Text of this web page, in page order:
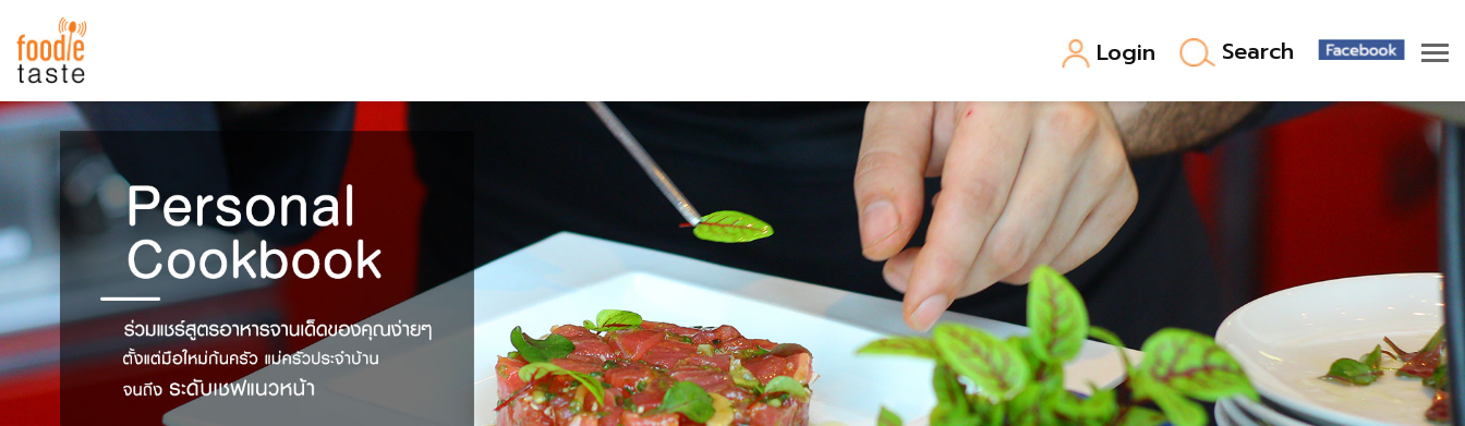
Login Search
สูตรอาหาร
สูตรอาหารล่าสุด
Top Foodie
พาไปชิม
สารพันก้นครัว
เคล็ดลับน่ารู้
เปรียบเทียบหน่วยการตวง
เปรียบเทียบอุณหภูมิ
FoodPedia
สร้าง Cookbook